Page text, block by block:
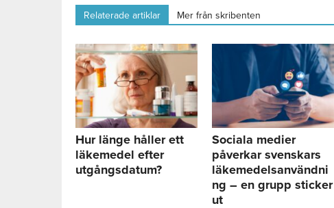
Relaterade artiklar Mer från skribenten
Hur länge håller ett
läkemedel efter
utgångsdatum?
Sociala medier
påverkar svenskars
läkemedelsanvändni
ng – en grupp sticker
ut